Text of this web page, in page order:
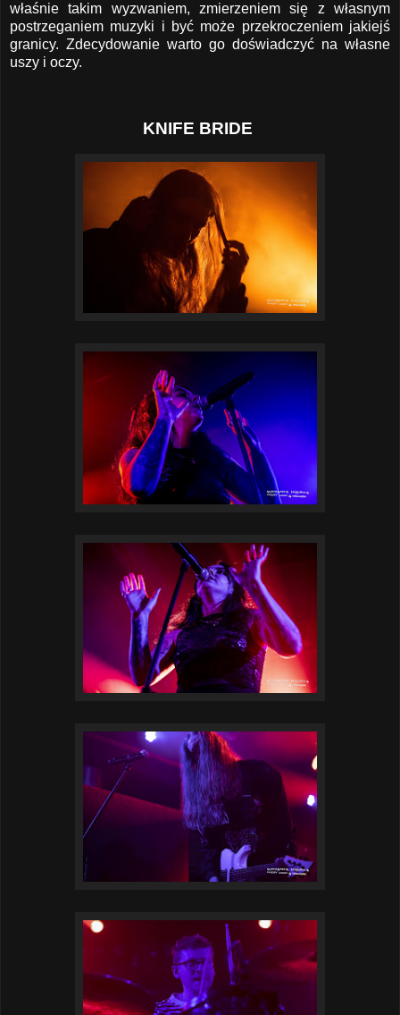
właśnie takim wyzwaniem, zmierzeniem się z własnym
postrzeganiem muzyki i być może przekroczeniem jakiejś
granicy. Zdecydowanie warto go doświadczyć na własne
uszy i oczy.
KNIFE BRIDE